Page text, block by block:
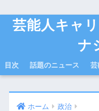
芸能人キャ
ナ
目次 話題のニュース 芸
ホーム 政治